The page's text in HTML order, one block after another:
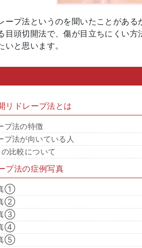
プ法というのを聞いたことがある
目頭切開法で、傷が目立ちにくい
と思います。
リドレープ法とは
プ法の特徴
プ法が向いている人
比較について
プ法の症例写真
①
②
③
④
⑤